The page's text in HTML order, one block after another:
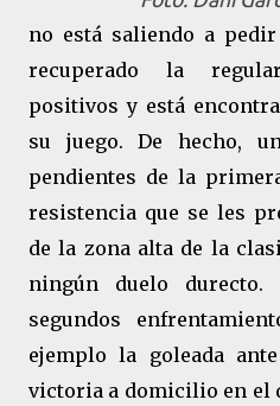
no está saliendo a
recuperado la
positivos y está
su juego. De hecho,
pendientes de la
resistencia que se les
de la zona alta de la
ningún duelo
segundos
ejemplo la goleada
victoria a domicilio en el